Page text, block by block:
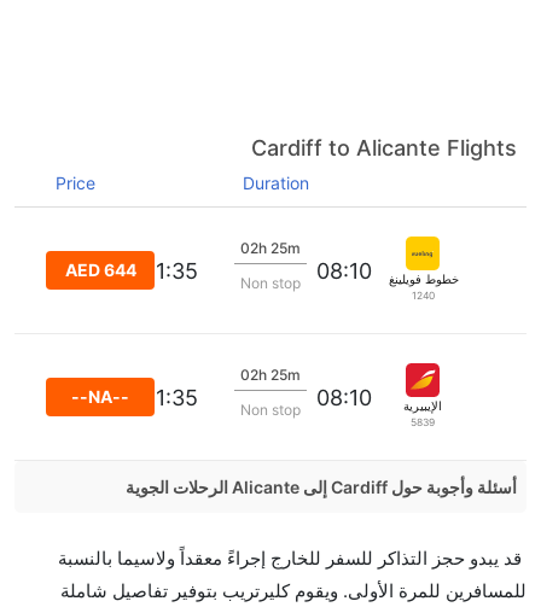
Cardiff to Alicante Flights
Duration
Price
خطوط فويلينغ الجوية
1240
08:10
02h 25m
Non stop
11:35
AED 644
الإيبيرية
5839
08:10
02h 25m
Non stop
11:35
--NA--
أسئلة وأجوبة حول Cardiff إلى Alicante الرحلات الجوية
رحلة مباشرة من إلىأليكانتي مما تستغرقه الخطوط الجوية
الأخرى؟
قد يبدو حجز التذاكر للسفر للخارج إجراءً معقداً ولاسيما بالنسبة
للمسافرين للمرة الأولى. ويقوم كليرتريب بتوفير تفاصيل شاملة